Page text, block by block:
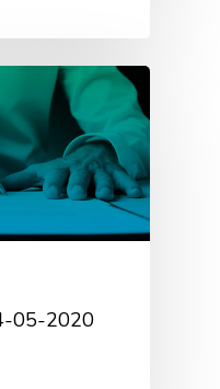
05-2020